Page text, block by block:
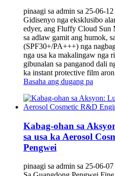
pinaagi sa admin sa 25-06-12
Gidisenyo nga eksklusibo
edyer, ang Fluffy Cloud Sun
sa adlaw gamit ang humok,
(SPF30+/PA+++) nga
nga usa ka makalingaw nga
gibunalan sa panganod dali
ka instant protective film
Basaha ang dugang pa
Kabag-ohan sa
sa usa ka Aerosol
Pengwei
pinaagi sa admin sa 25-06-07